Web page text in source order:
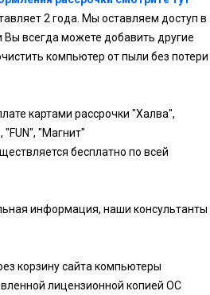
2 года. Мы оставляем доступ в
Вы всегда можете добавить другие
компьютер от пыли без потери
картами рассрочки "Халва",
"FUN", "Магнит"
бесплатно по всей
информация, наши консультанты
корзину сайта компьютеры
лицензионной копией ОС